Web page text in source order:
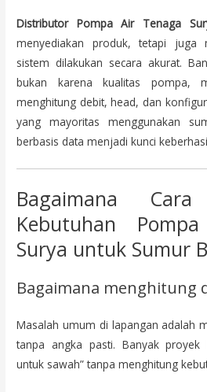
Distributor Pompa Air Tenaga
menyediakan produk, tetapi juga
sistem dilakukan secara akurat.
bukan karena kualitas pompa,
menghitung debit, head, dan
yang mayoritas menggunakan
berbasis data menjadi kunci
Bagaimana
Kebutuhan
Surya untuk Sumur
Bagaimana menghitung
Masalah umum di lapangan adalah
tanpa angka pasti. Banyak proyek
untuk sawah” tanpa menghitung